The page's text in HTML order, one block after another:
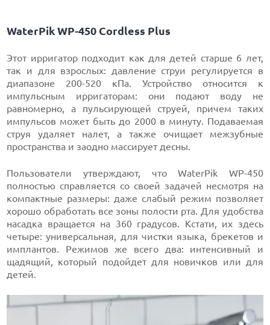
WaterPik WP-450 Cordless Plus
Этот ирригатор подходит как для детей старше 6 лет,
так и для взрослых: давление струи регулируется в
диапазоне 200-520 кПа. Устройство относится к
импульсным ирригаторам: они подают воду не
равномерно, а пульсирующей струей, причем таких
импульсов может быть до 2000 в минуту. Подаваемая
струя удаляет налет, а также очищает межзубные
пространства и заодно массирует десны.
Пользователи утверждают, что WaterPik WP-450
полностью справляется со своей задачей несмотря на
компактные размеры: даже слабый режим позволяет
хорошо обработать все зоны полости рта. Для удобства
насадка вращается на 360 градусов. Кстати, их здесь
четыре: универсальная, для чистки языка, брекетов и
имплантов. Режимов же всего два: интенсивный и
щадящий, который подойдет для новичков или для
детей.